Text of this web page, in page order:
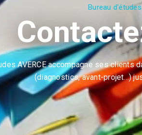
Bureau
AVERCE accompagne ses
(diagnostics, avant-projet…)